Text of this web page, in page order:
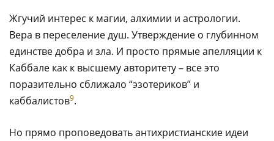
Жгучий интерес к магии, алхимии и астрологии.
Вера в переселение душ. Утверждение о глубинном
единстве добра и зла. И просто прямые апелляции к
Каббале как к высшему авторитету – все это
поразительно сближало “эзотериков” и
каббалистов9.
Но прямо проповедовать антихристианские идеи